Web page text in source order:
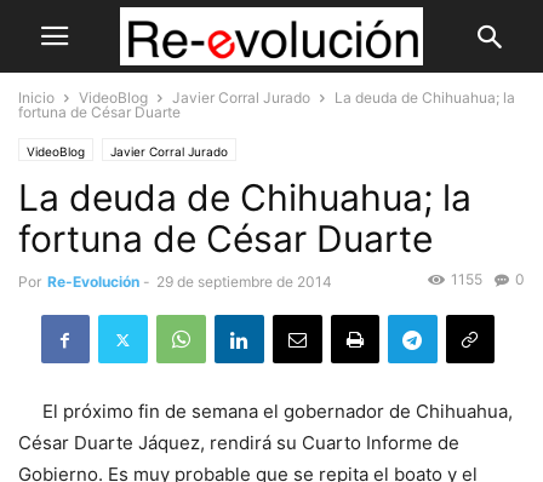
Inicio VideoBlog Javier Corral Jurado
La deuda de Chihuahua; la
fortuna de César Duarte
VideoBlog Javier Corral Jurado
La deuda de Chihuahua; la
fortuna de César Duarte
Por Re-Evolución - 29 de septiembre de 2014 0
1155
El próximo fin de semana el gobernador de Chihuahua,
César Duarte Jáquez, rendirá su Cuarto Informe de
Gobierno. Es muy probable que se repita el boato y el